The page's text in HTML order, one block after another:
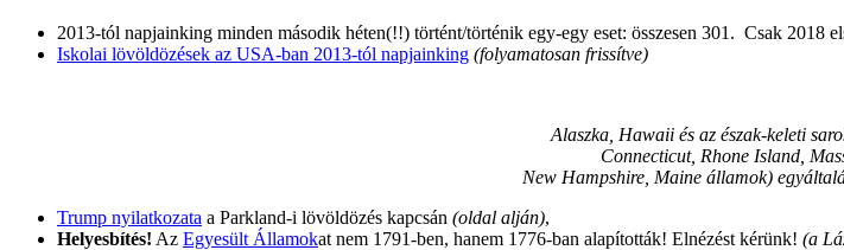
2013-tól napjainking minden második héten(!!) történt/történik egy-egy eset: összesen 301. Csak 2018
Iskolai lövöldözések az USA-ban 2013-tól napjainking (folyamatosan frissítve)
Alaszka, Hawaii és az észak-keleti
Connecticut, Rhone Island,
New Hampshire, Maine államok)
Trump nyilatkozata a Parkland-i lövöldözés kapcsán (oldal alján),
Helyesbítés! Az Egyesült Államokat nem 1791-ben, hanem 1776-ban alapították! Elnézést kérünk! (a